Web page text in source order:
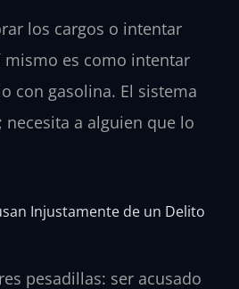
los cargos o intentar
mismo es como intentar
con gasolina. El sistema
a alguien que lo
Injustamente de un Delito
pesadillas: ser acusado